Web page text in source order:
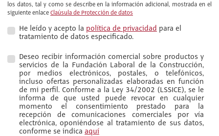
los datos, tal y como se describe en la información adicional, mostrada en el
siguiente enlace Claúsula de Protección de datos
He leído y acepto la política de privacidad para el
tratamiento de datos especificado.
Deseo recibir información comercial sobre productos y
servicios de la Fundación Laboral de la Construcción,
por medios electrónicos, postales, o telefónicos,
incluso ofertas personalizadas elaboradas en función
de mi perfil. Conforme a la Ley 34/2002 (LSSICE), se le
informa de que usted puede revocar en cualquier
momento el consentimiento prestado para la
recepción de comunicaciones comerciales por vía
electrónica, oponiéndose al tratamiento de sus datos,
conforme se indica aquí